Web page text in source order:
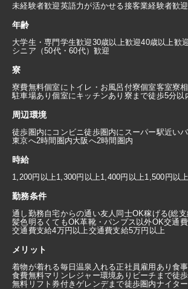
未経験者歓迎英語力が活かせる接客業経験者歓迎
年齢
大学生・専門学生歓迎30歳以上歓迎40歳以上歓
シニア（50代・60代）歓迎
寮
寮費無料個室にトイレ・お風呂付寮個室客室寮
駐車場あり個室にキッチンあり 寮まで徒歩5分以
周辺環境
徒歩圏内にコンビニ徒歩圏内にスーパー駅近い
東京へ2時間圏内大阪へ2時間圏内
時給
1,200円以上1,300円以上1,400円以上1,500円以上
勤務条件
通し勤務自宅からの通い友人同士OK稼げる(総
髪色明るくてもOK革靴・パンプス以外OK交通
交通費支給4万円以上交通費支給5万円以上
メリット
着物が着れる毎日温泉入れる正社員雇用あり食
食費無料マリンレジャー環境あり ビーチまで徒
無料リフト券付きゲレンデまで徒歩圏内ナイタ